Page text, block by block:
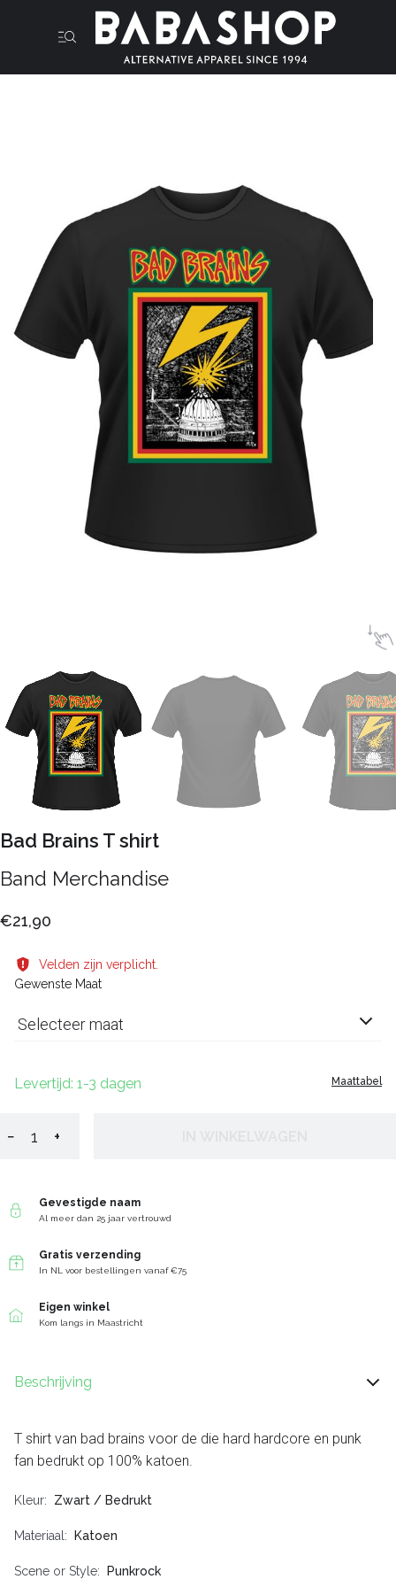
Bad Brains T shirt
Band Merchandise
€21,90
Velden zijn verplicht.
Gewenste Maat
Selecteer maat
Maattabel
Levertijd: 1-3 dagen
− +
Gevestigde naam
Al meer dan 25 jaar vertrouwd
Gratis verzending
In NL voor bestellingen vanaf €75
Eigen winkel
Kom langs in Maastricht
Beschrijving
T shirt van bad brains voor de die hard hardcore en punk
fan bedrukt op 100% katoen.
Kleur Zwart / Bedrukt
Materiaal Katoen
Scene or Style Punkrock